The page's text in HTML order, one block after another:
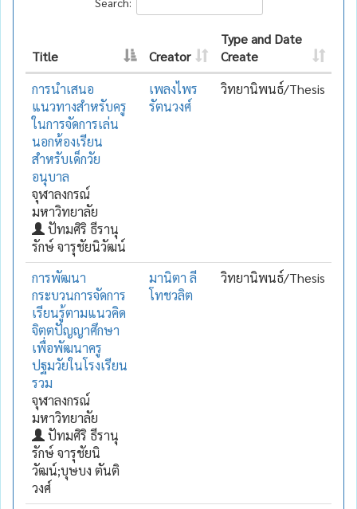
Title Creator
Type and Date
Create
การนำเสนอ
แนวทางสำหรับครู
ในการจัดการเล่น
นอกห้องเรียน
สำหรับเด็กวัย
อนุบาล
จุฬาลงกรณ์
มหาวิทยาลัย
ปัทมศิริ ธีรานุ
รักษ์ จารุชัยนิวัฒน์
เพลงไพร
รัตนวงศ์
วิทยานิพนธ์/Thesis
การพัฒนา
กระบวนการจัดการ
เรียนรู้ตามแนวคิด
จิตตปัญญาศึกษา
เพื่อพัฒนาครู
ปฐมวัยในโรงเรียน
รวม
จุฬาลงกรณ์
มหาวิทยาลัย
ปัทมศิริ ธีรานุ
รักษ์ จารุชัยนิ
วัฒน์;บุษบง ตันติ
วงศ์
มานิตา ลี
โทชวลิต
วิทยานิพนธ์/Thesis